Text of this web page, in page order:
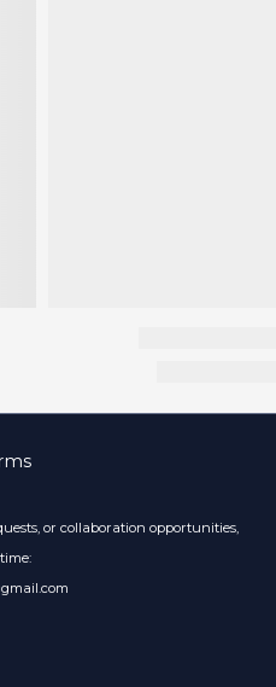
or collaboration opportunities,